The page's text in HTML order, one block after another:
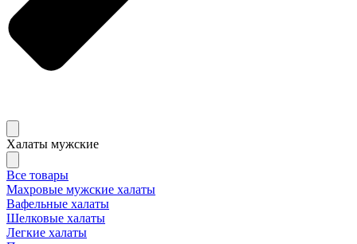
Халаты мужские
Все товары
Махровые мужские халаты
Вафельные халаты
Шелковые халаты
Легкие халаты